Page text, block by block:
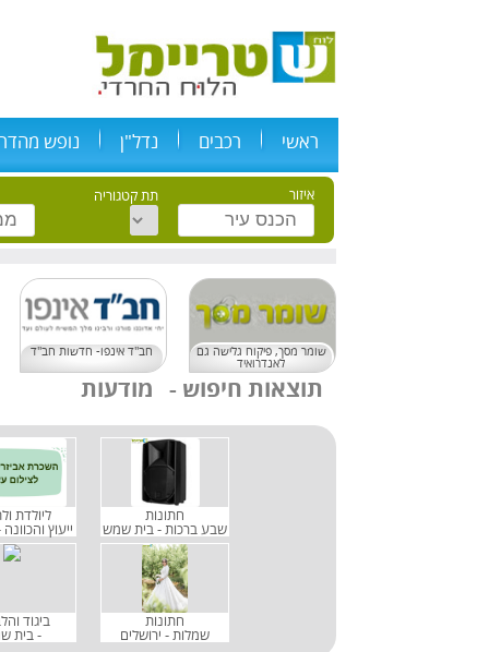
ראשי רכבים נדל"ן נופש
איזור תת קטגוריה
שומר מסך, פיקוח גלישה גם
לאנדרואיד
חב"ד אינפו- חדשות חב"ד
תוצאות חיפוש -
חתונות
שבע ברכות - בית שמש
ליולדת
ייעוץ
חתונות
שמלות - ירושלים
ביגוד
- בית